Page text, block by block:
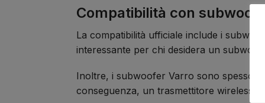
Compatibilità con
La compatibilità ufficiale include i
interessante per chi desidera un
Inoltre, i subwoofer Varro sono spesso
conseguenza, un trasmettitore wireless